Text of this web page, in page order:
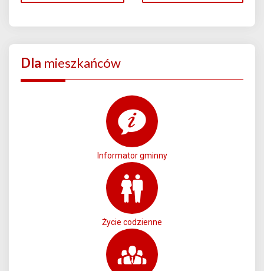
Dla mieszkańców
Informator gminny
Życie codzienne